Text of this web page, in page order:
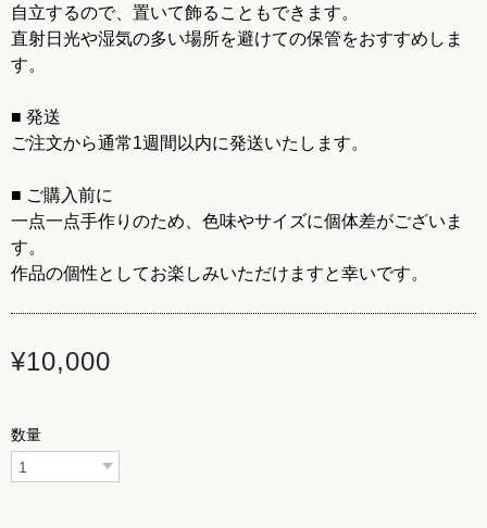
自立するので、置いて飾ることもできます。
直射日光や湿気の多い場所を避けての保管をおすすめしま
す。
■ 発送
ご注文から通常1週間以内に発送いたします。
■ ご購入前に
一点一点手作りのため、色味やサイズに個体差がございま
す。
作品の個性としてお楽しみいただけますと幸いです。
¥10,000
数量